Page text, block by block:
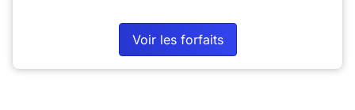
Voir les forfaits